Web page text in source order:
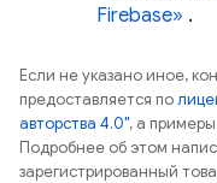
Firebase» .
Если не указано иное,
предоставляется по
авторства 4.0", а
Подробнее об этом
зарегистрированный